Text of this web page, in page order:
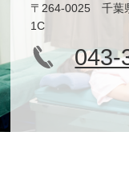
〒264-0025 千葉
1C
043-